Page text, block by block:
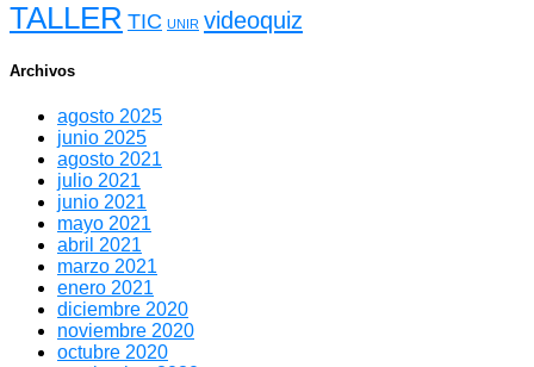
TALLER TIC UNIR videoquiz
Archivos
agosto 2025
junio 2025
agosto 2021
julio 2021
junio 2021
mayo 2021
abril 2021
marzo 2021
enero 2021
diciembre 2020
noviembre 2020
octubre 2020